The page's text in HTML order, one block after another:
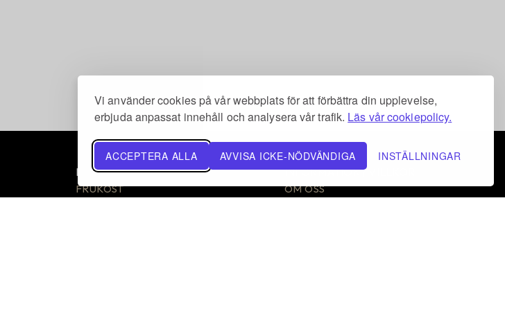
Vi använder cookies på vår webbplats för att förbättra din upplevelse,
erbjuda anpassat innehåll och analysera vår trafik. Läs vår cookiepolicy.
ACCEPTERA ALLA AVVISA ICKE-NÖDVÄNDIGA INSTÄLLNINGAR
POPULÄRA RECEPT
FRUKOST
INFORMATION / VILLKOR
OM OSS